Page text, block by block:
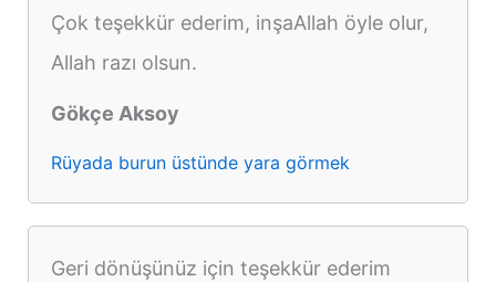
Çok teşekkür ederim, inşaAllah öyle olur,
Allah razı olsun.
Gökçe Aksoy
Rüyada burun üstünde yara görmek
Geri dönüşünüz için teşekkür ederim